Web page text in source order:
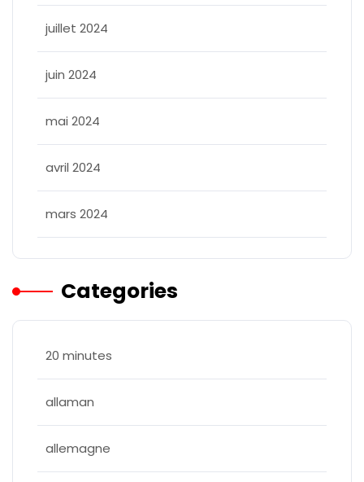
juillet 2024
juin 2024
mai 2024
avril 2024
mars 2024
Categories
20 minutes
allaman
allemagne